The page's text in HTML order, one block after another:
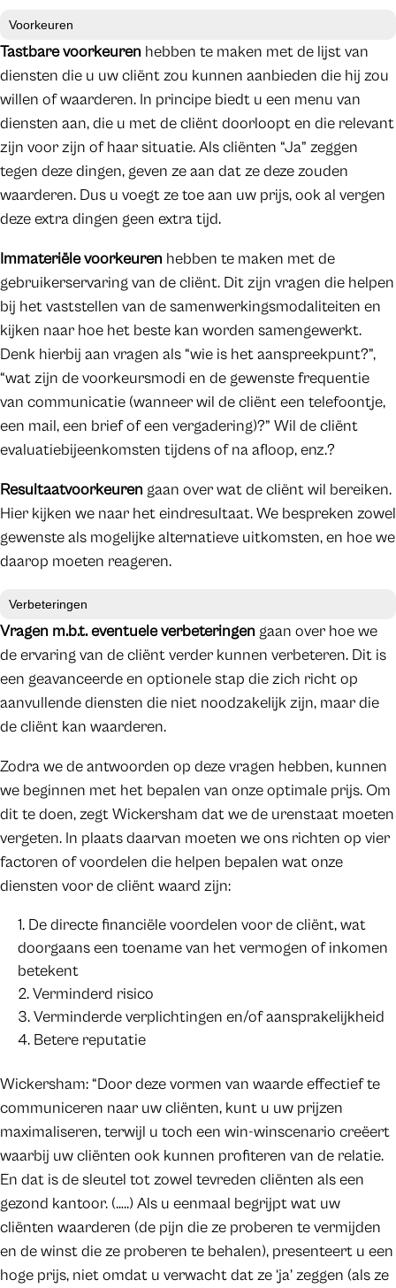
Voorkeuren
Tastbare voorkeuren hebben te maken met de lijst van
diensten die u uw cliënt zou kunnen aanbieden die hij zou
willen of waarderen. In principe biedt u een menu van
diensten aan, die u met de cliënt doorloopt en die relevant
zijn voor zijn of haar situatie. Als cliënten “Ja” zeggen
tegen deze dingen, geven ze aan dat ze deze zouden
waarderen. Dus u voegt ze toe aan uw prijs, ook al vergen
deze extra dingen geen extra tijd.
Immateriële voorkeuren hebben te maken met de
gebruikerservaring van de cliënt. Dit zijn vragen die helpen
bij het vaststellen van de samenwerkingsmodaliteiten en
kijken naar hoe het beste kan worden samengewerkt.
Denk hierbij aan vragen als “wie is het aanspreekpunt?”,
“wat zijn de voorkeursmodi en de gewenste frequentie
van communicatie (wanneer wil de cliënt een telefoontje,
een mail, een brief of een vergadering)?” Wil de cliënt
evaluatiebijeenkomsten tijdens of na afloop, enz.?
Resultaatvoorkeuren gaan over wat de cliënt wil bereiken.
Hier kijken we naar het eindresultaat. We bespreken zowel
gewenste als mogelijke alternatieve uitkomsten, en hoe we
daarop moeten reageren.
Verbeteringen
Vragen m.b.t. eventuele verbeteringen gaan over hoe we
de ervaring van de cliënt verder kunnen verbeteren. Dit is
een geavanceerde en optionele stap die zich richt op
aanvullende diensten die niet noodzakelijk zijn, maar die
de cliënt kan waarderen.
Zodra we de antwoorden op deze vragen hebben, kunnen
we beginnen met het bepalen van onze optimale prijs. Om
dit te doen, zegt Wickersham dat we de urenstaat moeten
vergeten. In plaats daarvan moeten we ons richten op vier
factoren of voordelen die helpen bepalen wat onze
diensten voor de cliënt waard zijn:
De directe financiële voordelen voor de cliënt, wat
doorgaans een toename van het vermogen of inkomen
betekent
Verminderd risico
Verminderde verplichtingen en/of aansprakelijkheid
Betere reputatie
Wickersham: “Door deze vormen van waarde effectief te
communiceren naar uw cliënten, kunt u uw prijzen
maximaliseren, terwijl u toch een win-winscenario creëert
waarbij uw cliënten ook kunnen profiteren van de relatie.
En dat is de sleutel tot zowel tevreden cliënten als een
gezond kantoor. (…..) Als u eenmaal begrijpt wat uw
cliënten waarderen (de pijn die ze proberen te vermijden
en de winst die ze proberen te behalen), presenteert u een
hoge prijs, niet omdat u verwacht dat ze ‘ja’ zeggen (als ze